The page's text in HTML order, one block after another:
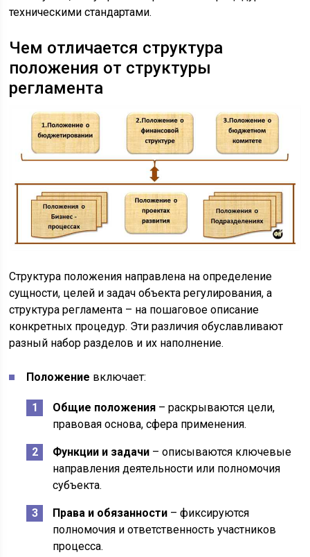
техническими стандартами.
Чем отличается структура
положения от структуры
регламента
Структура положения направлена на определение
сущности, целей и задач объекта регулирования, а
структура регламента – на пошаговое описание
конкретных процедур. Эти различия обуславливают
разный набор разделов и их наполнение.
Положение включает:
Общие положения – раскрываются цели,
правовая основа, сфера применения.
Функции и задачи – описываются ключевые
направления деятельности или полномочия
субъекта.
Права и обязанности – фиксируются
полномочия и ответственность участников
процесса.